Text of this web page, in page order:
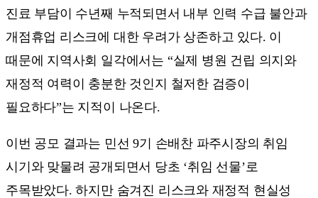
진료 부담이 수년째 누적되면서 내부 인력 수급 불안과
개점휴업 리스크에 대한 우려가 상존하고 있다. 이
때문에 지역사회 일각에서는 “실제 병원 건립 의지와
재정적 여력이 충분한 것인지 철저한 검증이
필요하다”는 지적이 나온다.
이번 공모 결과는 민선 9기 손배찬 파주시장의 취임
시기와 맞물려 공개되면서 당초 ‘취임 선물’로
주목받았다. 하지만 숨겨진 리스크와 재정적 현실성